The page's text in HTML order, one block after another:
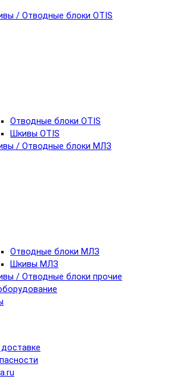
/ Отводные блоки OTIS
Отводные блоки OTIS
Шкивы OTIS
/ Отводные блоки МЛЗ
Отводные блоки МЛЗ
Шкивы МЛЗ
/ Отводные блоки прочие